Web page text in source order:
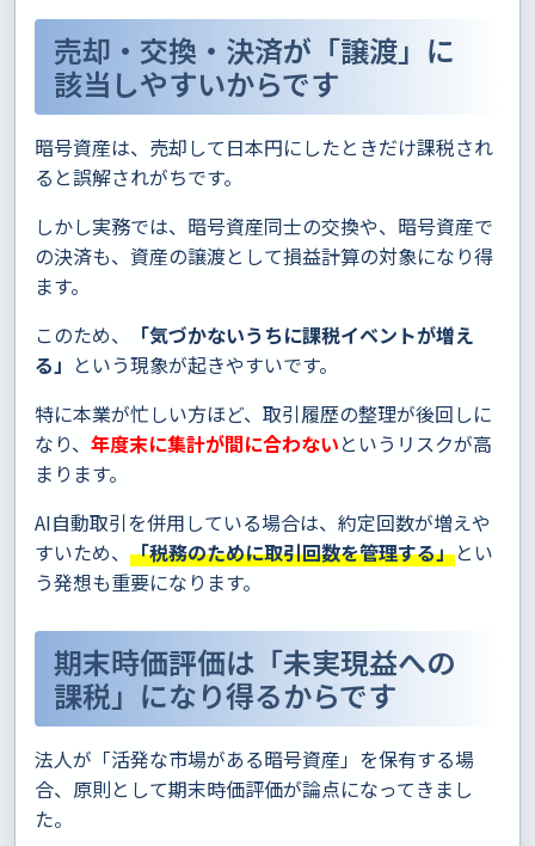
売却・交換・決済が「譲渡」に
該当しやすいからです
暗号資産は、売却して日本円にしたときだけ課税され
ると誤解されがちです。
しかし実務では、暗号資産同士の交換や、暗号資産で
の決済も、資産の譲渡として損益計算の対象になり得
ます。
このため、
「気づかないうちに課税イベントが増え
る」 という現象が起きやすいです。
特に本業が忙しい方ほど、取引履歴の整理が後回しに
なり、 年度末に集計が間に合わないというリスクが高
まります。
AI自動取引を併用している場合は、約定回数が増えや
すいため、 「税務のために取引回数を管理する」とい
う発想も重要になります。
期末時価評価は「未実現益への
課税」になり得るからです
法人が「活発な市場がある暗号資産」を保有する場
合、原則として期末時価評価が論点になってきまし
た。